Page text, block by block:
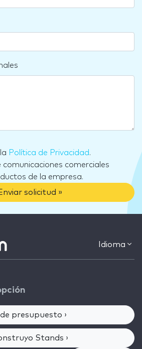
Política de Privacidad.
comerciales
de la empresa.
solicitud »
Idioma
presupuesto ›
Stands ›